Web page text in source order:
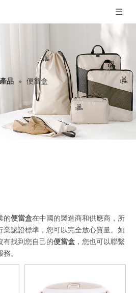
產品 » 便當盒
的便當盒在中國的製造商和供應商，所
業認證標準，您可以完全放心質量。如
有找到您自己的便當盒 ，您也可以聯繫
。